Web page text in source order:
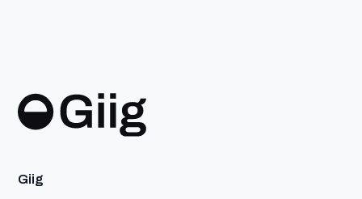
Giig